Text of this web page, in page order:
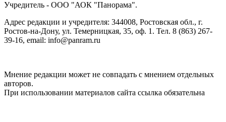
Учредитель - ООО "АОК "Панорама".
Адрес редакции и учредителя: 344008, Ростовская обл., г.
Ростов-на-Дону, ул. Темерницкая, 35, оф. 1. Тел. 8 (863) 267-
39-16, email: info@panram.ru
Мнение редакции может не совпадать с мнением отдельных
авторов.
При использовании материалов сайта ссылка обязательна